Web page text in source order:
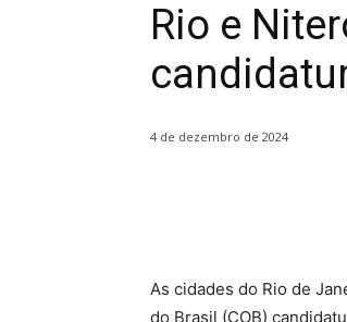
Rio e
4 de dezembro de 2024
As cidades do Rio de
do Brasil (COB)